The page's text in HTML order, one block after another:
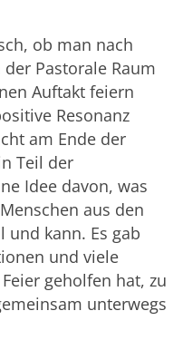
ob man nach
Pastorale Raum
Auftakt feiern
Resonanz
am Ende der
Teil der
Idee davon, was
aus den
und kann. Es gab
und viele
geholfen hat, zu
unterwegs